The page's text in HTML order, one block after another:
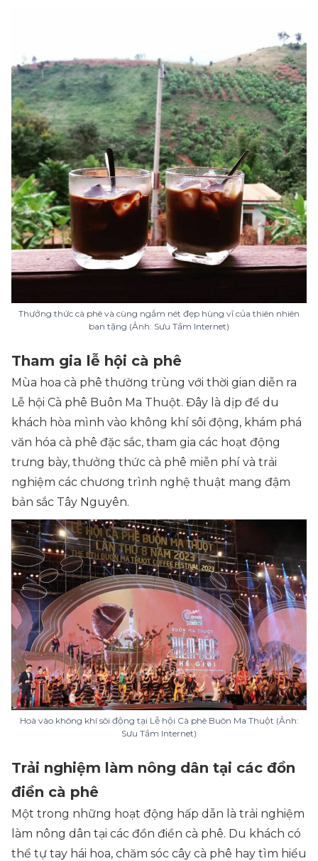
Thưởng thức cà phê và cùng ngắm nét đẹp hùng vĩ của thiên nhiên
ban tặng (Ảnh: Sưu Tầm Internet)
Tham gia lễ hội cà phê
Mùa hoa cà phê thường trùng với thời gian diễn ra
Lễ hội Cà phê Buôn Ma Thuột. Đây là dịp để du
khách hòa mình vào không khí sôi động, khám phá
văn hóa cà phê đặc sắc, tham gia các hoạt động
trưng bày, thưởng thức cà phê miễn phí và trải
nghiệm các chương trình nghệ thuật mang đậm
bản sắc Tây Nguyên.
Hoà vào không khí sôi động tại Lễ hội Cà phê Buôn Ma Thuột (Ảnh:
Sưu Tầm Internet)
Trải nghiệm làm nông dân tại các đồn
điền cà phê
Một trong những hoạt động hấp dẫn là trải nghiệm
làm nông dân tại các đồn điền cà phê. Du khách có
thể tự tay hái hoa, chăm sóc cây cà phê hay tìm hiểu